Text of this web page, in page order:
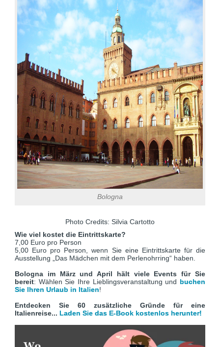
Bologna
Photo Credits: Silvia Cartotto
Wie viel kostet die Eintrittskarte?
7,00 Euro pro Person
5,00 Euro pro Person, wenn Sie eine Eintrittskarte für die
Ausstellung „Das Mädchen mit dem Perlenohrring“ haben.
Bologna im März und April hält viele Events für Sie
bereit: Wählen Sie Ihre Lieblingsveranstaltung und buchen
Sie Ihren Urlaub in Italien!
Entdecken Sie 60 zusätzliche Gründe für eine
Italienreise... Laden Sie das E-Book kostenlos herunter!